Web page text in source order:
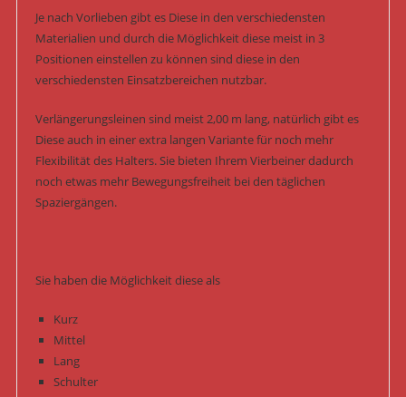
Je nach Vorlieben gibt es Diese in den verschiedensten
Materialien und durch die Möglichkeit diese meist in 3
Positionen einstellen zu können sind diese in den
verschiedensten Einsatzbereichen nutzbar.
Verlängerungsleinen sind meist 2,00 m lang, natürlich gibt es
Diese auch in einer extra langen Variante für noch mehr
Flexibilität des Halters. Sie bieten Ihrem Vierbeiner dadurch
noch etwas mehr Bewegungsfreiheit bei den täglichen
Spaziergängen.
Sie haben die Möglichkeit diese als
Kurz
Mittel
Lang
Schulter